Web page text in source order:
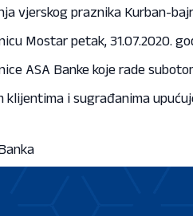
vjerskog praznika Kurban-
Mostar petak, 31.07.2020.
ASA Banke koje rade
klijentima i sugrađanima